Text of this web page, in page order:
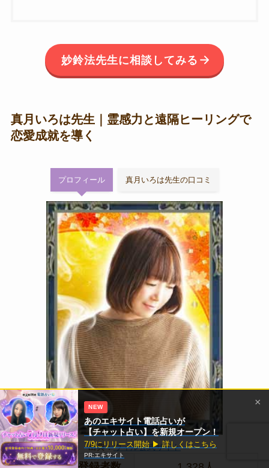
妙鈴法先生に相談してみる
真月いろは先生｜霊感力と遠隔ヒーリングで
恋愛成就を導く
プロフィール 真月いろは先生の口コミ
出典：ウィル公式サイト
NEW
あのエキサイト電話占いが
【チャット占い】を新規オープン！
7/9にリリース開始 ▶ 詳しくはこちら
PR:エキサイト
×